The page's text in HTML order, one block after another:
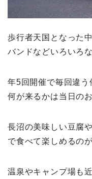
歩行者天国となった
バンドなどいろいろ
年5回開催で毎回違う
何が来るかは当日の
長沼の美味しい豆腐
で食べて楽しめるの
温泉やキャンプ場も